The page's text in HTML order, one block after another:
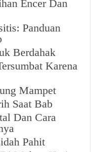
Encer Dan
Panduan
Berdahak
Karena
Mampet
Saat Bab
Dan Cara
Pahit